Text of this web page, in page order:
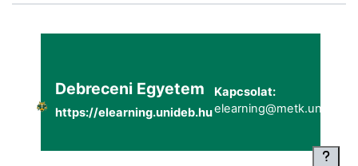
Debreceni Egyetem
https://elearning.unideb.hu
Kapcsolat: